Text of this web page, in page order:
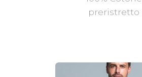
preristretto